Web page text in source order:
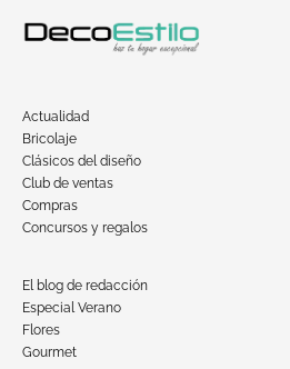
Actualidad
Bricolaje
Clásicos del diseño
Club de ventas
Compras
Concursos y regalos
El blog de redacción
Especial Verano
Flores
Gourmet